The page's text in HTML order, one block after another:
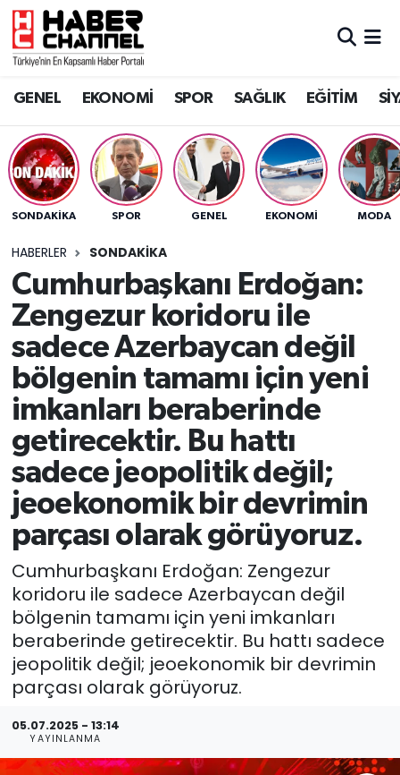
GENEL EKONOMİ SPOR SAĞLIK EĞİTİM
SONDAKIKA SPOR GENEL EKONOMİ MODA
HABERLER SONDAKIKA
Cumhurbaşkanı Erdoğan:
Zengezur koridoru ile
sadece Azerbaycan değil
bölgenin tamamı için yeni
imkanları beraberinde
getirecektir. Bu hattı
sadece jeopolitik değil;
jeoekonomik bir devrimin
parçası olarak görüyoruz.
Cumhurbaşkanı Erdoğan: Zengezur
koridoru ile sadece Azerbaycan değil
bölgenin tamamı için yeni imkanları
beraberinde getirecektir. Bu hattı sadece
jeopolitik değil; jeoekonomik bir devrimin
parçası olarak görüyoruz.
05.07.2025 - 13:14
YAYINLANMA
GENEL
SPOR
SAĞLIK
EĞİTİM
SİYASET
MAGAZİN
Nöbetçi Eczaneler
Trafik Durumu
Süper Lig Puan Durumu ve Fikstür
Tüm Manşetler
Son Dakika Haberleri
Haber Arşivi